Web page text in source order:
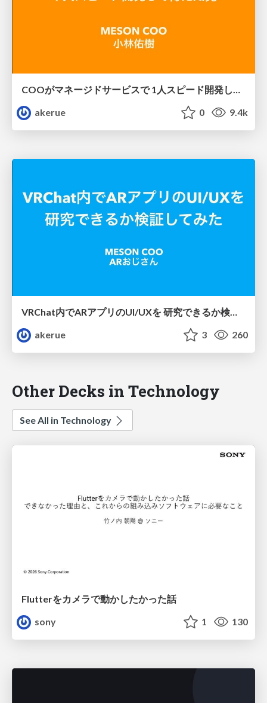
COOがマネージドサービスで 1人スピード開発して得た知見
akerue
0 9.4k
VRChat内でARアプリのUI/UXを 研究できるか検証してみた in xR Tech Tokyo #11
akerue
3 260
Other Decks in Technology
See All in Technology
Flutterをカメラで動かしたかった話
sony
1 130